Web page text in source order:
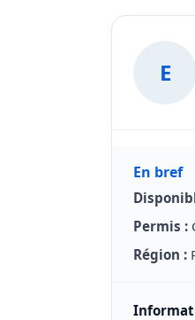
E
En bref
Permis :
Région :